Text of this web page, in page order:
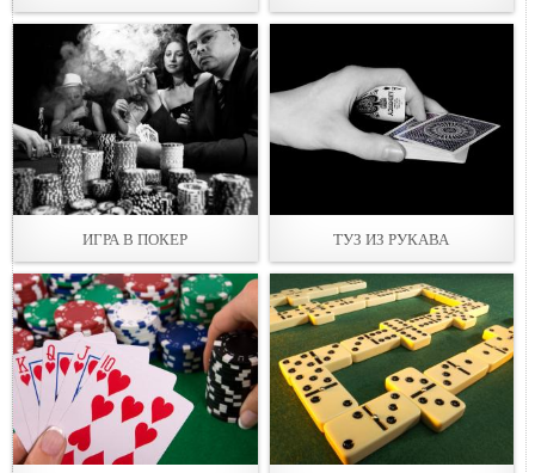
ИГРА В ПОКЕР ТУЗ ИЗ РУКАВА